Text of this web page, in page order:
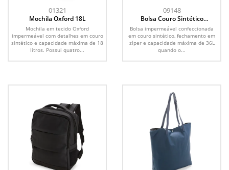
01321
Mochila Oxford 18L
Mochila em tecido Oxford
impermeável com detalhes em couro
sintético e capacidade máxima de 18
litros. Possui quatro...
09148
Bolsa Couro Sintético
Expansível 36L
Bolsa impermeável confeccionada
em couro sintético, fechamento em
zíper e capacidade máxima de 36L
quando o...